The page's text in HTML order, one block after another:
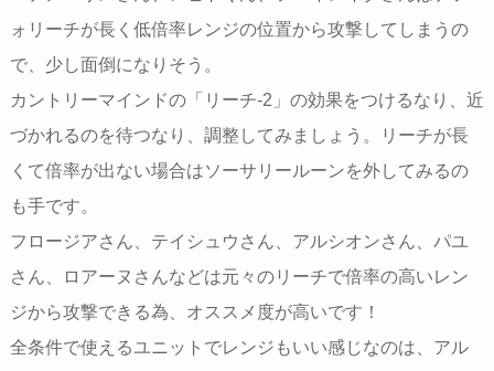
ォリーチが長く低倍率レンジの位置から攻撃してしまうの
で、少し面倒になりそう。
カントリーマインドの「リーチ-2」の効果をつけるなり、近
づかれるのを待つなり、調整してみましょう。リーチが長
くて倍率が出ない場合はソーサリールーンを外してみるの
も手です。
フロージアさん、テイシュウさん、アルシオンさん、パユ
さん、ロアーヌさんなどは元々のリーチで倍率の高いレン
ジから攻撃できる為、オススメ度が高いです！
全条件で使えるユニットでレンジもいい感じなのは、アル